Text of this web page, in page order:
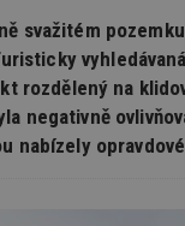
svažitém
rozdělený na
negativně
nabízely